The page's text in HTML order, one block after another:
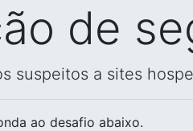
de
suspeitos a sites
ao desafio abaixo.